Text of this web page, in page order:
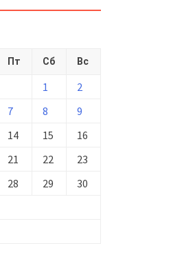
Пт Сб Вс
1
2
7 8
9
14 15
16
21 22
23
28 29
30